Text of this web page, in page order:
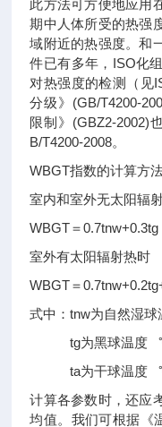
此方法可方便地应用
期中人体所受的热强
域附近的热强度。和
件已有多年，ISO化
对热强度的检测（见
分级》(GB/T4200-
限制》(GBZ2-2002)
B/T4200-2008。
WBGT指数的计算方
室内和室外无太阳辐
WBGT＝0.7tnw+0.3tg
室外有太阳辐射热时
WBGT＝
式中：tnw为自然湿
tg为黑球温度
ta为干球温度
计算各参数时，还应
均值。我们可根据《